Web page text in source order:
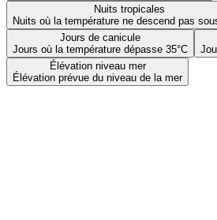
Nuits tropicales
Nuits où la température ne descend pas
Jours de canicule
Jours où la température dépasse 35°C
Élévation niveau mer
Élévation prévue du niveau de la mer